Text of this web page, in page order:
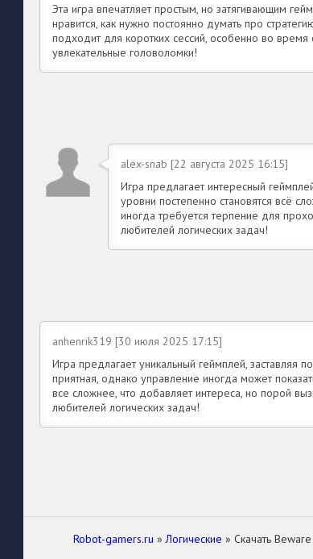
Эта игра впечатляет простым, но затягивающим
нравится, как нужно постоянно думать про
подходит для коротких сессий, особенно во
увлекательные головоломки!
alex-snab [22 августа 2025 16:15]
Игра предлагает интересный
уровни постепенно становятся всё
иногда требуется терпение для
любителей логических задач!
anhenrik319 [30 июля 2025 17:15]
Игра предлагает уникальный геймплей, заставляя
приятная, однако управление иногда может
все сложнее, что добавляет интереса, но порой
любителей логических задач!
Robot-gamers.ru »Логические » Скачать